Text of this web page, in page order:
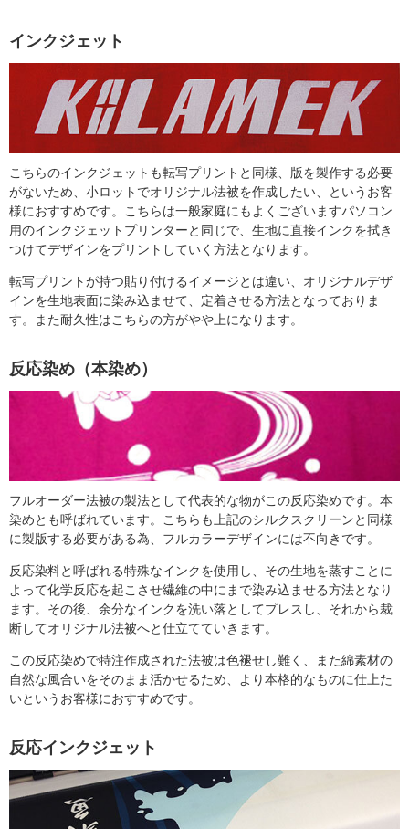
インクジェット
こちらのインクジェットも転写プリントと同様、版を製作する必要
がないため、小ロットでオリジナル法被を作成したい、というお客
様におすすめです。こちらは一般家庭にもよくございますパソコン
用のインクジェットプリンターと同じで、生地に直接インクを拭き
つけてデザインをプリントしていく方法となります。
転写プリントが持つ貼り付けるイメージとは違い、オリジナルデザ
インを生地表面に染み込ませて、定着させる方法となっておりま
す。また耐久性はこちらの方がやや上になります。
反応染め（本染め）
フルオーダー法被の製法として代表的な物がこの反応染めです。本
染めとも呼ばれています。こちらも上記のシルクスクリーンと同様
に製版する必要がある為、フルカラーデザインには不向きです。
反応染料と呼ばれる特殊なインクを使用し、その生地を蒸すことに
よって化学反応を起こさせ繊維の中にまで染み込ませる方法となり
ます。その後、余分なインクを洗い落としてプレスし、それから裁
断してオリジナル法被へと仕立てていきます。
この反応染めで特注作成された法被は色褪せし難く、また綿素材の
自然な風合いをそのまま活かせるため、より本格的なものに仕上た
いというお客様におすすめです。
反応インクジェット